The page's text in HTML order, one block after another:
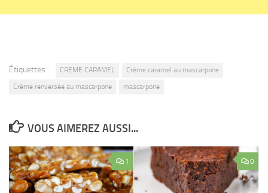
Étiquettes : CRÈME CARAMEL
Crème caramel au mascarpone
Crème renversée au mascarpone
mascarpone
VOUS AIMEREZ AUSSI...
1 0